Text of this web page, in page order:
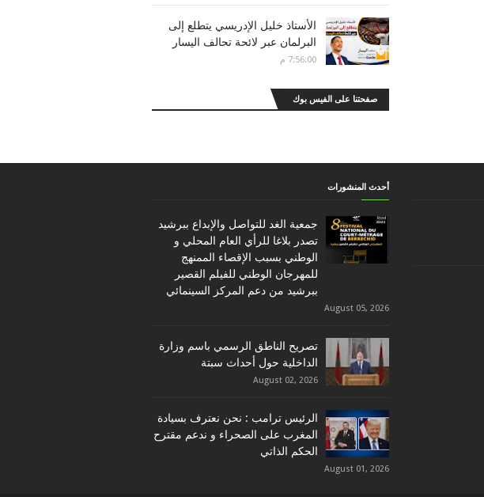
الأستاذ خليل الإدريسي يتطلع إلى
البرلمان عبر لائحة تحالف اليسار
7:56:00 م
صفحتنا على الفيس بوك
أحدث المنشورات
جمعية الغد للتواصل والإبداع ببرشيد
تصدر بلاغا للرأي العام المحلي و
الوطني بسبب الإقصاء الممنهج
للمهرجان الوطني للفيلم القصير
ببرشيد من دعم المركز السينمائي
August 05, 2026
تصريح الناطق الرسمي باسم وزارة
الداخلية حول أحداث سبتة
August 02, 2026
الرئيس ترامب : نحن نعترف بسيادة
المغرب على الصحراء و ندعم مقترح
الحكم الذاتي
August 01, 2026